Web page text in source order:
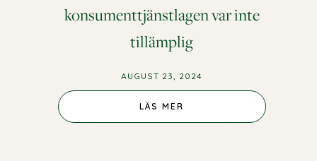
konsumenttjänstlagen var inte
tillämplig
AUGUST 23, 2024
LÄS MER